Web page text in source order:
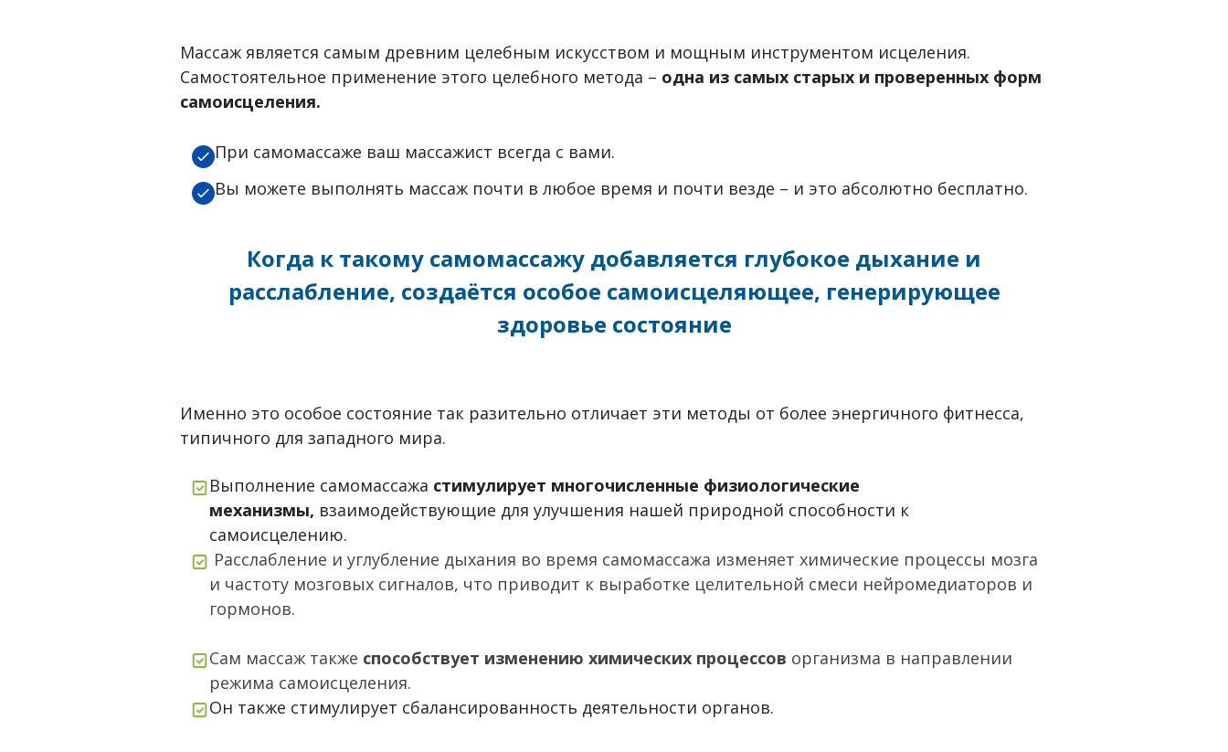
Массаж является самым древним целебным искусством и мощным инструментом исцеления.
Самостоятельное применение этого целебного метода – одна из самых старых и проверенных форм
самоисцеления.
При самомассаже ваш массажист всегда с вами.
Вы можете выполнять массаж почти в любое время и почти везде – и это абсолютно бесплатно.
Когда к такому самомассажу добавляется глубокое дыхание и
расслабление, создаётся особое самоисцеляющее, генерирующее
здоровье состояние
Именно это особое состояние так разительно отличает эти методы от более энергичного фитнесса,
типичного для западного мира.
Выполнение самомассажа стимулирует многочисленные физиологические
механизмы, взаимодействующие для улучшения нашей природной способности к
самоисцелению.
Расслабление и углубление дыхания во время самомассажа изменяет химические процессы мозга
и частоту мозговых сигналов, что приводит к выработке целительной смеси нейромедиаторов и
гормонов.
Сам массаж также способствует изменению химических процессов организма в направлении
режима самоисцеления.
Он также стимулирует сбалансированность деятельности органов.